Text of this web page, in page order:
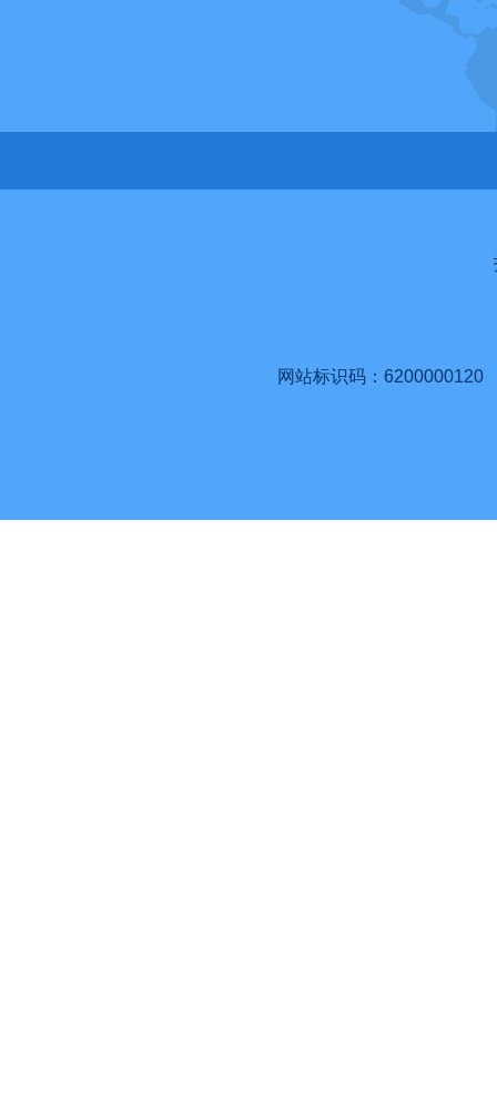
网站标识码：6200000120